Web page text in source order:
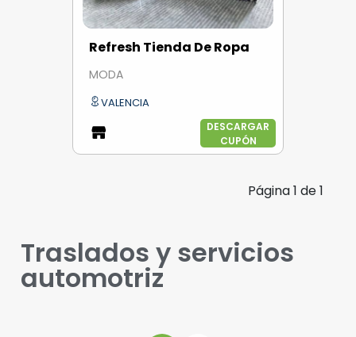
Refresh Tienda De Ropa
MODA
VALENCIA
DESCARGAR
CUPÓN
Página1 de1
Traslados y servicios
automotriz​